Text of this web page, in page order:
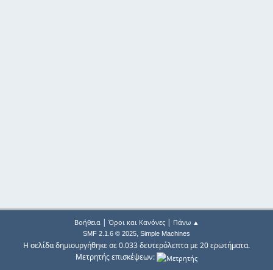
Βοήθεια| Όροι και Κανόνες| Πάνω ▲
SMF 2.1.6 © 2025, Simple Machines
Η σελίδα δημιουργήθηκε σε 0.033 δευτερόλεπτα με 20 ερωτήματα.
Μετρητής επισκέψεων: